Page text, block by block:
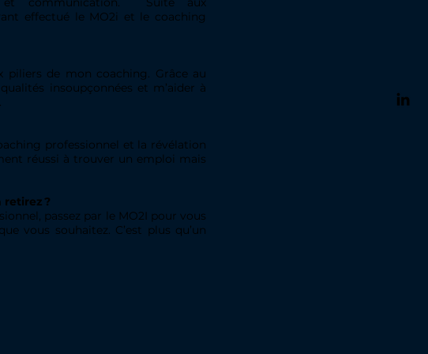
effectué le MO2i et le coaching
piliers de mon coaching. Grâce au
insoupçonnées et m’aider à
professionnel et la révélation
réussi à trouver un emploi mais
retirez ?
passez par le MO2I pour vous
vous souhaitez. C’est plus qu’un